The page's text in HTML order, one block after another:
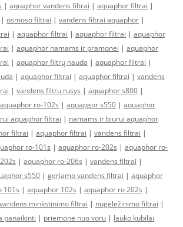
| aquaphor vandens filtrai | aquaphor filtrai |
| osmoso filtrai | vandens filtrai aquaphor |
| aquaphor filtrai | aquaphor filtrai | aquaphor
| aquaphor namams ir pramonei | aquaphor
| aquaphor filtrų nauda | aquaphor filtrai |
| aquaphor filtrai | aquaphor filtrai | vandens
| vandens filtru rusys | aquaphor s800 |
aquaphor ro-102s | aquapgor s550 | aquaphor
aquaphor filtrai | namams ir biurui aquaphor
filtrai | aquaphor filtrai | vandens filtrai |
ro-101s | aquaphor ro-202s | aquaphor ro-
| aquaphor ro-206s | vandens filtrai |
s550 | geriamo vandens filtrai | aquaphor
101s | aquaphor 102s | aquaphor ro 202s |
vandens minkstinimo filtrai | nugeležinimo filtrai |
panaikinti | priemone nuo voru | lauko kubilai